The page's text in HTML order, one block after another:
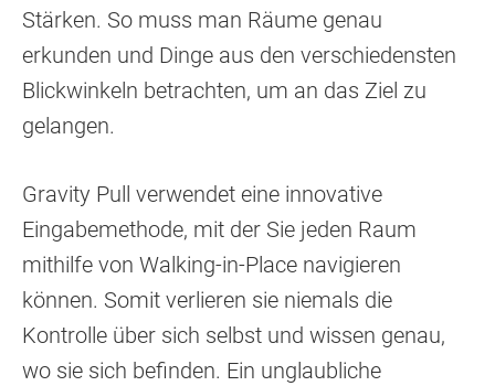
Stärken. So muss man Räume genau
erkunden und Dinge aus den verschiedensten
Blickwinkeln betrachten, um an das Ziel zu
gelangen.
Gravity Pull verwendet eine innovative
Eingabemethode, mit der Sie jeden Raum
mithilfe von Walking-in-Place navigieren
können. Somit verlieren sie niemals die
Kontrolle über sich selbst und wissen genau,
wo sie sich befinden. Ein unglaubliche